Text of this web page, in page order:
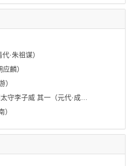
·朱祖谋）
麟）
）
李子威 其一（元代·成廷圭）
）